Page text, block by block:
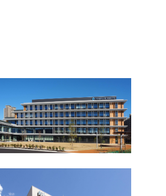
2023 大阪府 壁形式 その他
タイル
塗装